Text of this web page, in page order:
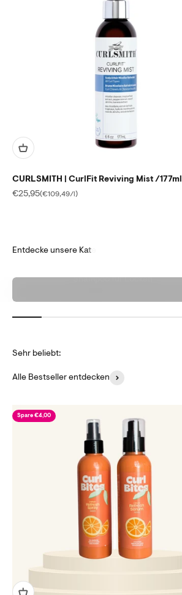
CURLSMITH | CurlFit Reviving Mist /177ml
Angebot
€25,95(€109,49/l)
Shampoo für Locken
Alle Bestseller entdecken
Spare €4,00